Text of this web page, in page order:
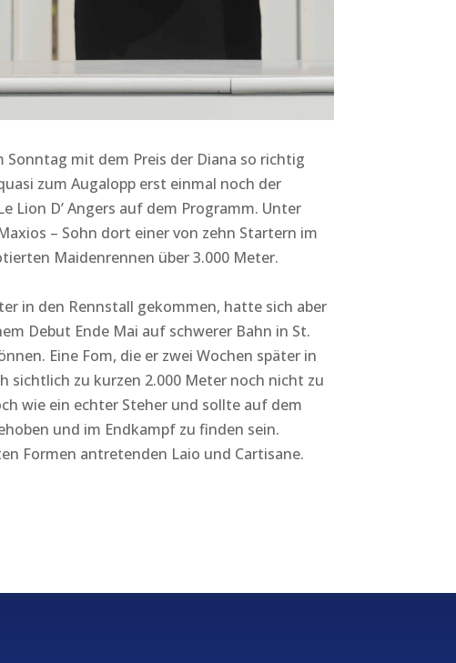
Sonntag mit dem Preis der Diana so richtig
zum Augalopp erst einmal noch der
D’ Angers auf dem Programm. Unter
– Sohn dort einer von zehn Startern im
Maidenrennen über 3.000 Meter.
in den Rennstall gekommen, hatte sich aber
Debut Ende Mai auf schwerer Bahn in St.
Eine Fom, die er zwei Wochen später in
sichtlich zu kurzen 2.000 Meter noch nicht zu
wie ein echter Steher und sollte auf dem
und im Endkampf zu finden sein.
Formen antretenden Laio und Cartisane.